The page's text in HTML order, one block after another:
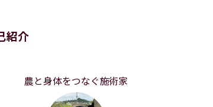
紹介
農と身体をつなぐ施術家